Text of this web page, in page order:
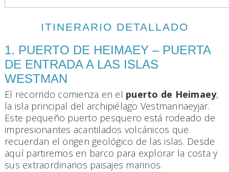
ITINERARIO DETALLADO
1. PUERTO DE HEIMAEY – PUERTA
DE ENTRADA A LAS ISLAS
WESTMAN
El recorrido comienza en el puerto de Heimaey,
la isla principal del archipiélago Vestmannaeyjar.
Este pequeño puerto pesquero está rodeado de
impresionantes acantilados volcánicos que
recuerdan el origen geológico de las islas. Desde
aquí partiremos en barco para explorar la costa y
sus extraordinarios paisajes marinos.